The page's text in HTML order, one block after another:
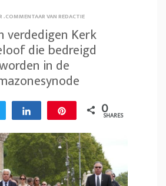
.COMMENTAAR VAN REDACTIE
verdedigen Kerk
die bedreigd
in de
Tweet Share 0
SHARES